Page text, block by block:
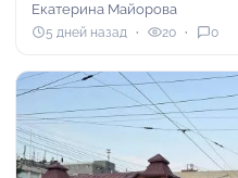
Екатерина Майорова
5 дней назад 20 0